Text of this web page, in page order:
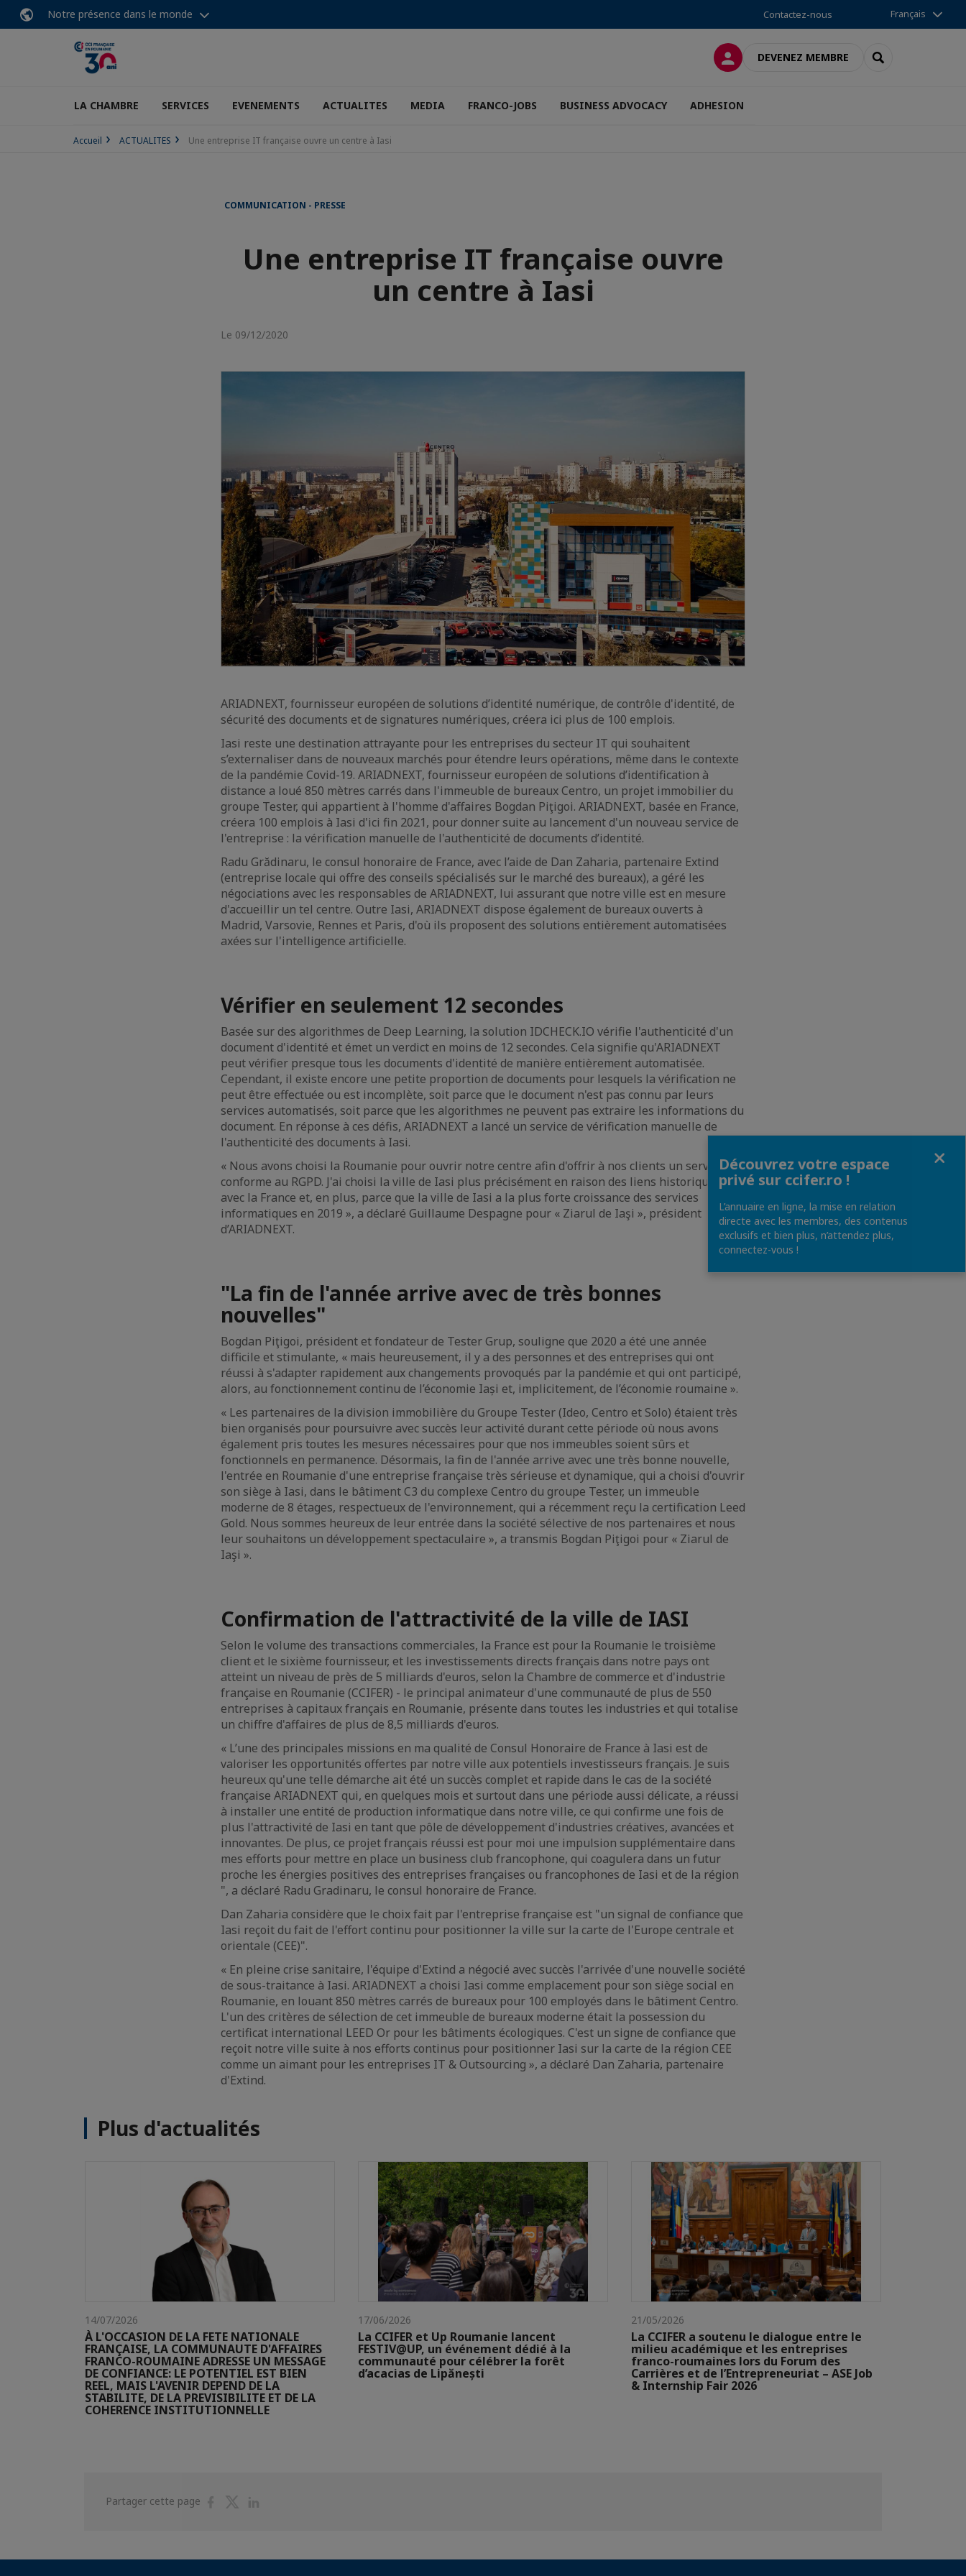
Notre présence dans le monde Contactez-nous Français
CONNEXIONDEVENEZ MEMBRE RECHERCHER
LA CHAMBRE SERVICES EVENEMENTS ACTUALITES MEDIA FRANCO-JOBS BUSINESS ADVOCACY ADHESION
Accueil ACTUALITES Une entreprise IT française ouvre un centre à Iasi
COMMUNICATION - PRESSE
Une entreprise IT française ouvre
un centre à Iasi
Le 09/12/2020
ARIADNEXT, fournisseur européen de solutions d’identité numérique, de contrôle d'identité, de
sécurité des documents et de signatures numériques, créera ici plus de 100 emplois.
Iasi reste une destination attrayante pour les entreprises du secteur IT qui souhaitent
s’externaliser dans de nouveaux marchés pour étendre leurs opérations, même dans le contexte
de la pandémie Covid-19. ARIADNEXT, fournisseur européen de solutions d’identification à
distance a loué 850 mètres carrés dans l'immeuble de bureaux Centro, un projet immobilier du
groupe Tester, qui appartient à l'homme d'affaires Bogdan Piţigoi. ARIADNEXT, basée en France,
créera 100 emplois à Iasi d'ici fin 2021, pour donner suite au lancement d'un nouveau service de
l'entreprise : la vérification manuelle de l'authenticité de documents d’identité.
Radu Grădinaru, le consul honoraire de France, avec l’aide de Dan Zaharia, partenaire Extind
(entreprise locale qui offre des conseils spécialisés sur le marché des bureaux), a géré les
négociations avec les responsables de ARIADNEXT, lui assurant que notre ville est en mesure
d'accueillir un tel centre. Outre Iasi, ARIADNEXT dispose également de bureaux ouverts à
Madrid, Varsovie, Rennes et Paris, d'où ils proposent des solutions entièrement automatisées
axées sur l'intelligence artificielle.
Vérifier en seulement 12 secondes
Basée sur des algorithmes de Deep Learning, la solution IDCHECK.IO vérifie l'authenticité d'un
document d'identité et émet un verdict en moins de 12 secondes. Cela signifie qu'ARIADNEXT
peut vérifier presque tous les documents d'identité de manière entièrement automatisée.
Cependant, il existe encore une petite proportion de documents pour lesquels la vérification ne
peut être effectuée ou est incomplète, soit parce que le document n'est pas connu par leurs
services automatisés, soit parce que les algorithmes ne peuvent pas extraire les informations du
document. En réponse à ces défis, ARIADNEXT a lancé un service de vérification manuelle de
l'authenticité des documents à Iasi.
« Nous avons choisi la Roumanie pour ouvrir notre centre afin d'offrir à nos clients un service
conforme au RGPD. J'ai choisi la ville de Iasi plus précisément en raison des liens historiques
avec la France et, en plus, parce que la ville de Iasi a la plus forte croissance des services
informatiques en 2019 », a déclaré Guillaume Despagne pour « Ziarul de Iaşi », président
d’ARIADNEXT.
"La fin de l'année arrive avec de très bonnes
nouvelles"
Bogdan Piţigoi, président et fondateur de Tester Grup, souligne que 2020 a été une année
difficile et stimulante, « mais heureusement, il y a des personnes et des entreprises qui ont
réussi à s'adapter rapidement aux changements provoqués par la pandémie et qui ont participé,
alors, au fonctionnement continu de l’économie Iași et, implicitement, de l’économie roumaine ».
« Les partenaires de la division immobilière du Groupe Tester (Ideo, Centro et Solo) étaient très
bien organisés pour poursuivre avec succès leur activité durant cette période où nous avons
également pris toutes les mesures nécessaires pour que nos immeubles soient sûrs et
fonctionnels en permanence. Désormais, la fin de l'année arrive avec une très bonne nouvelle,
l'entrée en Roumanie d'une entreprise française très sérieuse et dynamique, qui a choisi d'ouvrir
son siège à Iasi, dans le bâtiment C3 du complexe Centro du groupe Tester, un immeuble
moderne de 8 étages, respectueux de l'environnement, qui a récemment reçu la certification Leed
Gold. Nous sommes heureux de leur entrée dans la société sélective de nos partenaires et nous
leur souhaitons un développement spectaculaire », a transmis Bogdan Piţigoi pour « Ziarul de
Iaşi ».
Confirmation de l'attractivité de la ville de IASI
Selon le volume des transactions commerciales, la France est pour la Roumanie le troisième
client et le sixième fournisseur, et les investissements directs français dans notre pays ont
atteint un niveau de près de 5 milliards d'euros, selon la Chambre de commerce et d'industrie
française en Roumanie (CCIFER) - le principal animateur d'une communauté de plus de 550
entreprises à capitaux français en Roumanie, présente dans toutes les industries et qui totalise
un chiffre d'affaires de plus de 8,5 milliards d'euros.
« L’une des principales missions en ma qualité de Consul Honoraire de France à Iasi est de
valoriser les opportunités offertes par notre ville aux potentiels investisseurs français. Je suis
heureux qu'une telle démarche ait été un succès complet et rapide dans le cas de la société
française ARIADNEXT qui, en quelques mois et surtout dans une période aussi délicate, a réussi
à installer une entité de production informatique dans notre ville, ce qui confirme une fois de
plus l'attractivité de Iasi en tant que pôle de développement d'industries créatives, avancées et
innovantes. De plus, ce projet français réussi est pour moi une impulsion supplémentaire dans
mes efforts pour mettre en place un business club francophone, qui coagulera dans un futur
proche les énergies positives des entreprises françaises ou francophones de Iasi et de la région
", a déclaré Radu Gradinaru, le consul honoraire de France.
Dan Zaharia considère que le choix fait par l'entreprise française est "un signal de confiance que
Iasi reçoit du fait de l'effort continu pour positionner la ville sur la carte de l'Europe centrale et
orientale (CEE)".
« En pleine crise sanitaire, l'équipe d'Extind a négocié avec succès l'arrivée d'une nouvelle société
de sous-traitance à Iasi. ARIADNEXT a choisi Iasi comme emplacement pour son siège social en
Roumanie, en louant 850 mètres carrés de bureaux pour 100 employés dans le bâtiment Centro.
L'un des critères de sélection de cet immeuble de bureaux moderne était la possession du
certificat international LEED Or pour les bâtiments écologiques. C'est un signe de confiance que
reçoit notre ville suite à nos efforts continus pour positionner Iasi sur la carte de la région CEE
comme un aimant pour les entreprises IT & Outsourcing », a déclaré Dan Zaharia, partenaire
d'Extind.
Plus d'actualités
14/07/2026
À L'OCCASION DE LA FETE NATIONALE
FRANÇAISE, LA COMMUNAUTE D'AFFAIRES
FRANCO-ROUMAINE ADRESSE UN MESSAGE
DE CONFIANCE: LE POTENTIEL EST BIEN
REEL, MAIS L'AVENIR DEPEND DE LA
STABILITE, DE LA PREVISIBILITE ET DE LA
COHERENCE INSTITUTIONNELLE
17/06/2026
La CCIFER et Up Roumanie lancent
FESTIV@UP, un événement dédié à la
communauté pour célébrer la forêt
d’acacias de Lipănești
21/05/2026
La CCIFER a soutenu le dialogue entre le
milieu académique et les entreprises
franco-roumaines lors du Forum des
Carrières et de l’Entrepreneuriat – ASE Job
& Internship Fair 2026
Partager cette page
PartagerPartager
Découvrez votre espace
privé sur ccifer.ro !
L’annuaire en ligne, la mise en relation
directe avec les membres, des contenus
exclusifs et bien plus, n’attendez plus,
connectez-vous !